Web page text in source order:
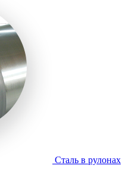
Сталь в рулонах